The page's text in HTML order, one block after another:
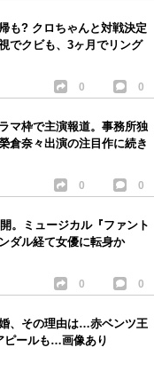
も? クロちゃんと対戦決定
でクビも、3ヶ月でリング
0 0
マ枠で主演報道。事務所独
倉奈々出演の注目作に続き
0 0
。ミュージカル『ファント
ダル経て女優に転身か
0 0
、その理由は…赤ベンツ王
ピールも…画像あり